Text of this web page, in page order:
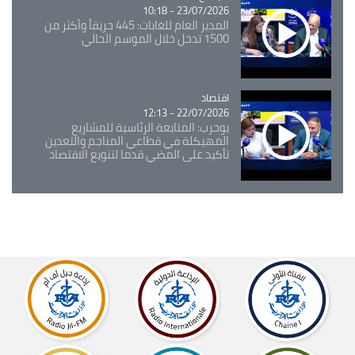
23/07/2026 - 10:18
المدير العام للغابات: 445 حريقاً وأكثر من
1500 تدخل خلال الموسم الحالي
Catégorie
اقتصاد
22/07/2026 - 12:13
بوحرب: المتابعة الرئاسية للمشاريع
المهيكلة في قطاعي المناجم والتعدين
تأكيد على المضي قدما لتنويع الاقتصاد